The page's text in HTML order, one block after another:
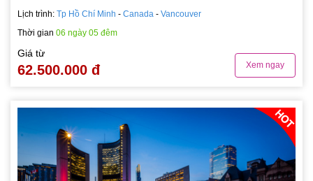
Lịch trình: Tp Hồ Chí Minh - Canada - Vancouver
Thời gian 06 ngày 05 đêm
Giá từ
62.500.000 đ Xem ngay